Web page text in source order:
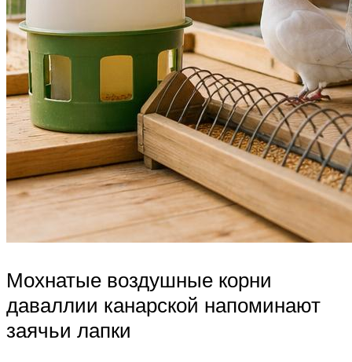
Мохнатые воздушные корни
даваллии канарской напоминают
заячьи лапки